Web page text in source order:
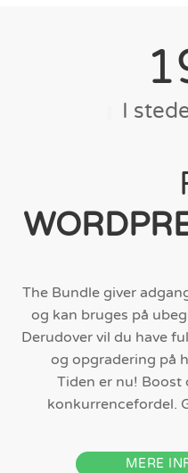
I
The Bundle giver
og kan bruges på
Derudover vil du have
og opgradering på
Tiden er nu!
konkurrencefordel.
MERE